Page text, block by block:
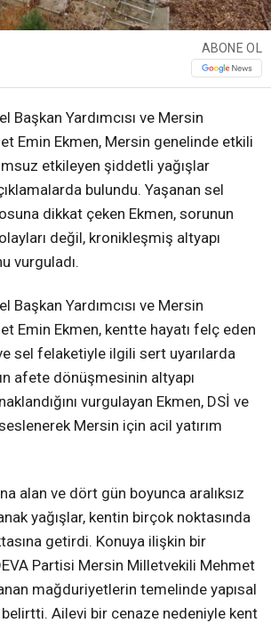
ABONE OL
Başkan Yardımcısı ve Mersin
Emin Ekmen, Mersin genelinde etkili
etkileyen şiddetli yağışlar
bulundu. Yaşanan sel
dikkat çeken Ekmen, sorunun
değil, kronikleşmiş altyapı
vurguladı.
Başkan Yardımcısı ve Mersin
Emin Ekmen, kentte hayatı felç eden
sel felaketiyle ilgili sert uyarılarda
afete dönüşmesinin altyapı
vurgulayan Ekmen, DSİ ve
Mersin için acil yatırım
alan ve dört gün boyunca aralıksız
yağışlar, kentin birçok noktasında
getirdi. Konuya ilişkin bir
Partisi Mersin Milletvekili Mehmet
mağduriyetlerin temelinde yapısal
belirtti. Ailevi bir cenaze nedeniyle kent